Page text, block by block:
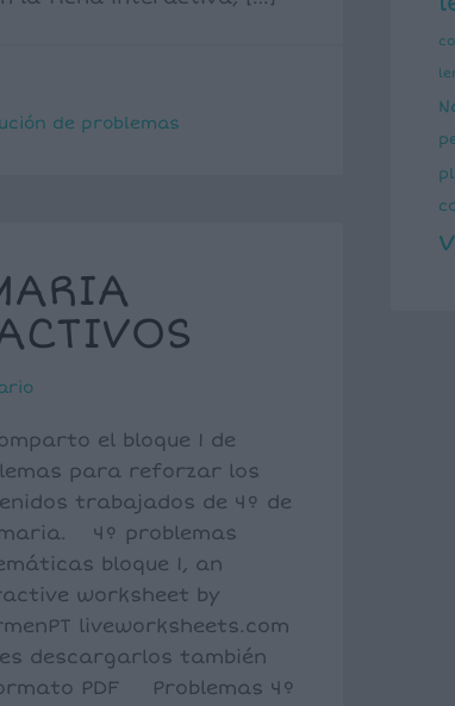
de problemas
el bloque 1 de
para reforzar los
trabajados de 4º de
4º problemas
bloque 1, an
worksheet by
liveworksheets.com
descargarlos también
PDF Problemas 4º